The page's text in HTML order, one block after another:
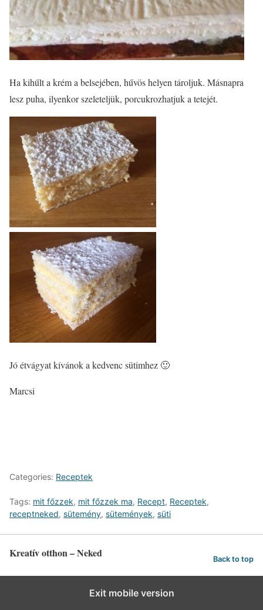
Ha kihűlt a krém a belsejében, hűvös helyen tároljuk. Másnapra
lesz puha, ilyenkor szeleteljük, porcukrozhatjuk a tetejét.
Jó étvágyat kívánok a kedvenc sütimhez 🙂
Marcsi
Categories: Receptek
Tags: mit főzzek, mit főzzek ma, Recept, Receptek,
receptneked, sütemény, sütemények, süti
Kreatív otthon – Neked Back to top
Exit mobile version